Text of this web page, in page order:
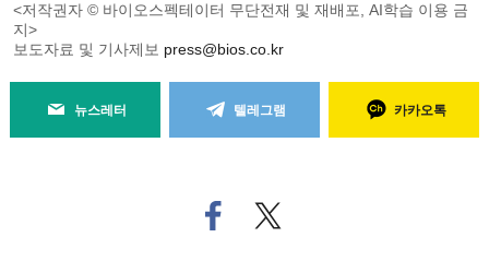
<저작권자 © 바이오스펙테이터 무단전재 및 재배포, AI학습 이용 금
지>
보도자료 및 기사제보 press@bios.co.kr
뉴스레터 텔레그램 카카오톡
페
이
트위
터로